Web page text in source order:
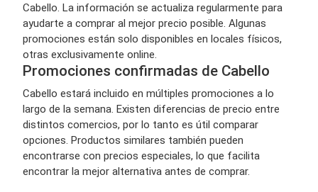
Cabello. La información se actualiza regularmente para
ayudarte a comprar al mejor precio posible. Algunas
promociones están solo disponibles en locales físicos,
otras exclusivamente online.
Promociones confirmadas de Cabello
Cabello estará incluido en múltiples promociones a lo
largo de la semana. Existen diferencias de precio entre
distintos comercios, por lo tanto es útil comparar
opciones. Productos similares también pueden
encontrarse con precios especiales, lo que facilita
encontrar la mejor alternativa antes de comprar.